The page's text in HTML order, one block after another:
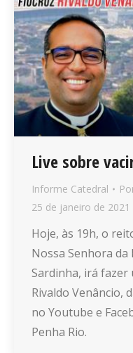
Live sobre
Informe Catedral
25 de janeiro de 2021
Hoje, às 19h, o
Nossa Senhora da
Sardinha, irá fazer
Rivaldo Venâncio,
no Youtube e
Penha Rio.